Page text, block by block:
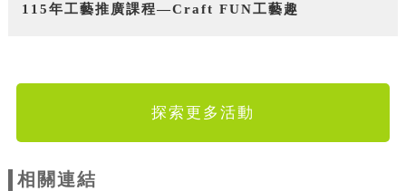
115年工藝推廣課程—Craft FUN工藝趣
探索更多活動
相關連結